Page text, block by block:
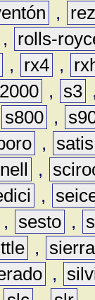
,
,
rolls-
, rx4 ,
, s3
s800 ,
,
satis
,
,
, sesto ,
,
sierra
,